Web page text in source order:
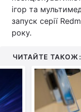
ігор та
запуск серії
року.
ЧИТАЙТЕ ТАКОЖ: